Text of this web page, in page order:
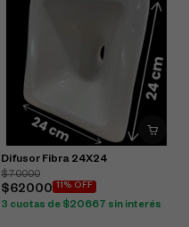
Difusor Fibra 24X24
$70000
$62000 11% OFF
3 cuotas de $20667 sin interés